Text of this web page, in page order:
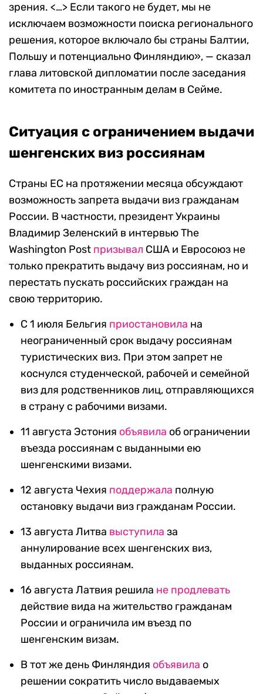
зрения. <…> Если такого не будет, мы не
исключаем возможности поиска регионального
решения, которое включало бы страны Балтии,
Польшу и потенциально Финляндию», — сказал
глава литовской дипломатии после заседания
комитета по иностранным делам в Сейме.
Ситуация с ограничением выдачи
шенгенских виз россиянам
Страны ЕС на протяжении месяца обсуждают
возможность запрета выдачи виз гражданам
России. В частности, президент Украины
Владимир Зеленский в интервью The
Washington Post призывал США и Евросоюз не
только прекратить выдачу виз россиянам, но и
перестать пускать российских граждан на
свою территорию.
С 1 июля Бельгия приостановила на
неограниченный срок выдачу россиянам
туристических виз. При этом запрет не
коснулся студенческой, рабочей и семейной
виз для родственников лиц, отправляющихся
в страну с рабочими визами.
11 августа Эстония объявила об ограничении
въезда россиянам с выданными ею
шенгенскими визами.
12 августа Чехия поддержала полную
остановку выдачи виз гражданам России.
13 августа Литва выступила за
аннулирование всех шенгенских виз,
выданных россиянам.
16 августа Латвия решила не продлевать
действие вида на жительство гражданам
России и ограничила им въезд по
шенгенским визам.
В тот же день Финляндия объявила о
решении сократить число выдаваемых